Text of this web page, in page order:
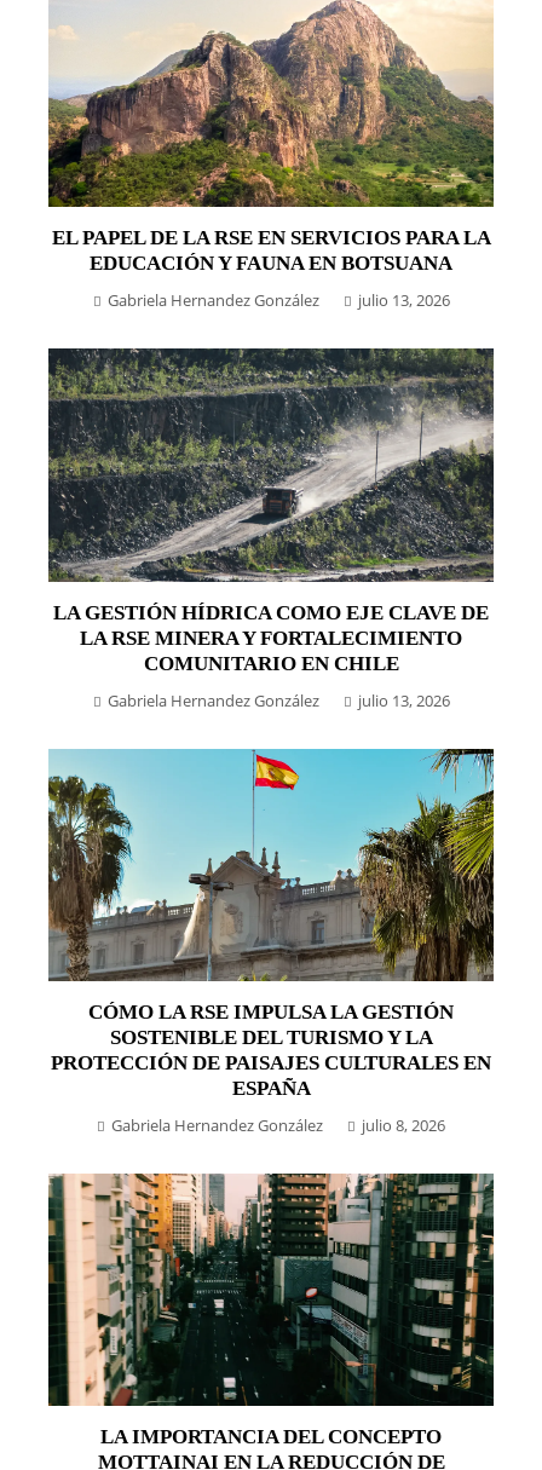
EL PAPEL DE LA RSE EN SERVICIOS PARA LA
EDUCACIÓN Y FAUNA EN BOTSUANA
Gabriela Hernandez González julio 13, 2026
LA GESTIÓN HÍDRICA COMO EJE CLAVE DE
LA RSE MINERA Y FORTALECIMIENTO
COMUNITARIO EN CHILE
Gabriela Hernandez González julio 13, 2026
CÓMO LA RSE IMPULSA LA GESTIÓN
SOSTENIBLE DEL TURISMO Y LA
PROTECCIÓN DE PAISAJES CULTURALES EN
ESPAÑA
Gabriela Hernandez González julio 8, 2026
LA IMPORTANCIA DEL CONCEPTO
MOTTAINAI EN LA REDUCCIÓN DE